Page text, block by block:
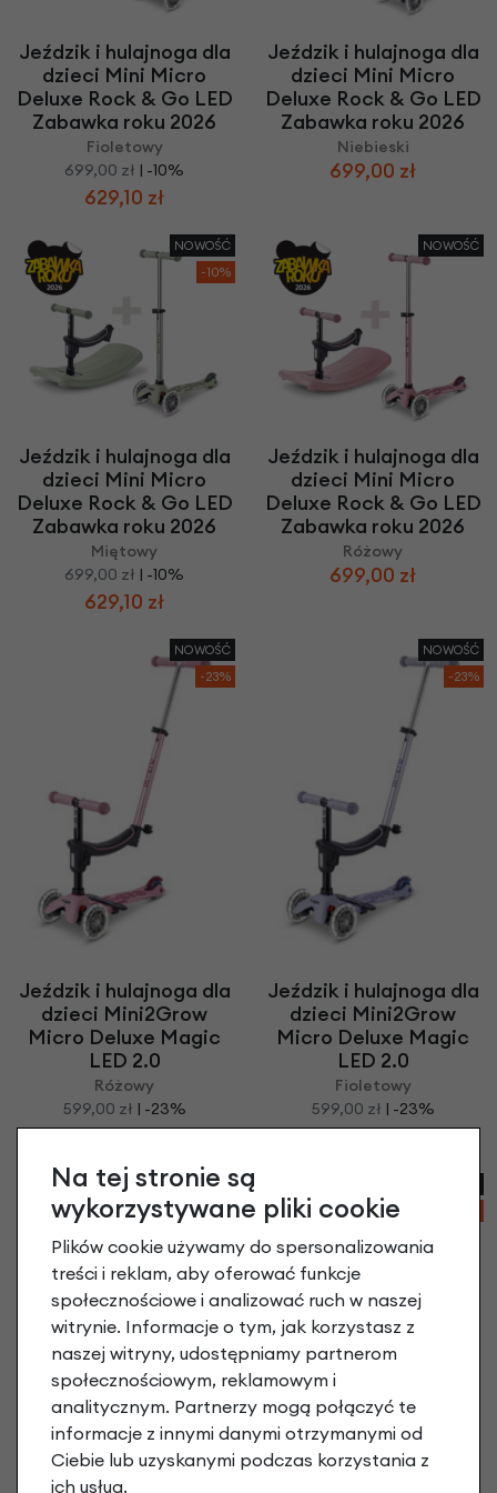
Jeździk i hulajnoga dla
dzieci Mini Micro
Deluxe Rock & Go LED
Zabawka roku 2026
Fioletowy
699,00 zł | -10%
629,10 zł
Jeździk i hulajnoga dla
dzieci Mini Micro
Deluxe Rock & Go LED
Zabawka roku 2026
Niebieski
699,00 zł
NOWOŚĆ
-10%
Jeździk i hulajnoga dla
dzieci Mini Micro
Deluxe Rock & Go LED
Zabawka roku 2026
Miętowy
699,00 zł | -10%
629,10 zł
NOWOŚĆ
Jeździk i hulajnoga dla
dzieci Mini Micro
Deluxe Rock & Go LED
Zabawka roku 2026
Różowy
699,00 zł
NOWOŚĆ
-23%
Jeździk i hulajnoga dla
dzieci Mini2Grow
Micro Deluxe Magic
LED 2.0
Różowy
599,00 zł | -23%
539,10 zł
NOWOŚĆ
-23%
Jeździk i hulajnoga dla
dzieci Mini2Grow
Micro Deluxe Magic
LED 2.0
Fioletowy
599,00 zł | -23%
539,10 zł
NOWOŚĆ
-23%
Na tej stronie są
wykorzystywane pliki cookie
Plików cookie używamy do spersonalizowania
treści i reklam, aby oferować funkcje
społecznościowe i analizować ruch w naszej
witrynie. Informacje o tym, jak korzystasz z
naszej witryny, udostępniamy partnerom
społecznościowym, reklamowym i
analitycznym. Partnerzy mogą połączyć te
informacje z innymi danymi otrzymanymi od
Ciebie lub uzyskanymi podczas korzystania z
ich usług.